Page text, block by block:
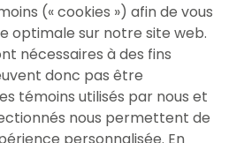
(« cookies ») afin de vous
optimale sur notre site web.
nécessaires à des fins
donc pas être
témoins utilisés par nous et
nous permettent de
personnalisée. En